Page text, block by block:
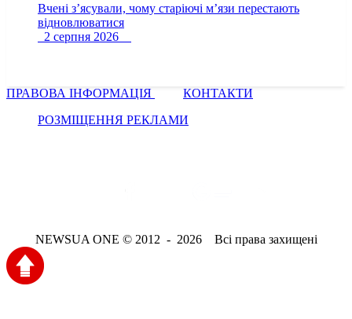
Вчені з’ясували, чому старіючі м’язи перестають
відновлюватися
2 серпня 2026
ПРАВОВА ІНФОРМАЦІЯ
КОНТАКТИ
РОЗМІЩЕННЯ РЕКЛАМИ
NEWSUA ONE © 2012 - 2026 Всі права захищені